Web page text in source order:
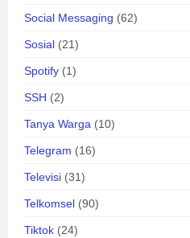
Social Messaging (62)
Sosial (21)
Spotify (1)
SSH (2)
Tanya Warga (10)
Telegram (16)
Televisi (31)
Telkomsel (90)
Tiktok (24)